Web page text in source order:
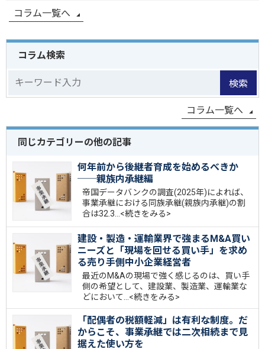
コラム一覧へ
コラム検索
検索
コラム一覧へ
同じカテゴリーの他の記事
何年前から後継者育成を始めるべきか
──親族内承継編
帝国データバンクの調査(2025年)によれば、
事業承継における同族承継(親族内承継)の割
合は32.3… <続きをみる>
建設・製造・運輸業界で強まるM&A買い
ニーズと「現場を回せる買い手」を求め
る売り手側中小企業経営者
最近のM&Aの現場で強く感じるのは、買い手
側の希望として、建設業、製造業、運輸業な
どにおいて… <続きをみる>
「配偶者の税額軽減」は有利な制度。だ
からこそ、事業承継では二次相続まで見
据えた使い方を